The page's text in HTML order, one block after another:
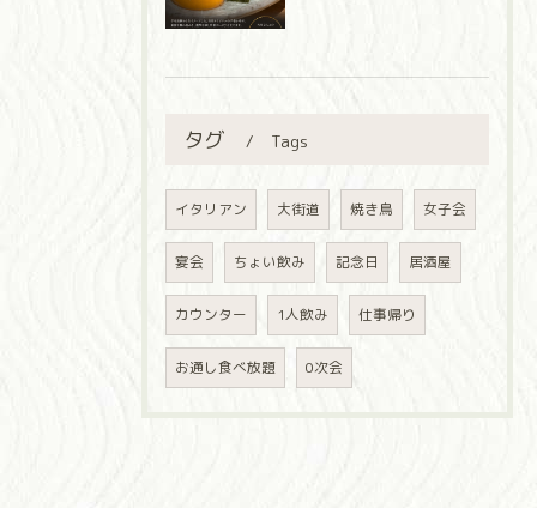
タグ Tags
イタリアン 大街道 焼き鳥 女子会
宴会 ちょい飲み 記念日 居酒屋
カウンター 1人飲み 仕事帰り
お通し食べ放題 0次会